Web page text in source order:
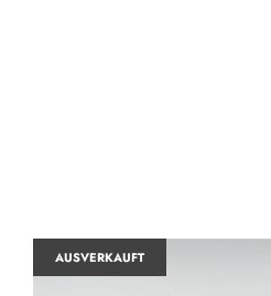
AUSVERKAUFT